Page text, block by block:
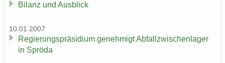
Bi­lanz und Aus­blick
10.01.2007
Re­gie­rungs­prä­si­di­um ge­neh­migt Ab­fall­zwi­schen­la­ger
in Sprö­da